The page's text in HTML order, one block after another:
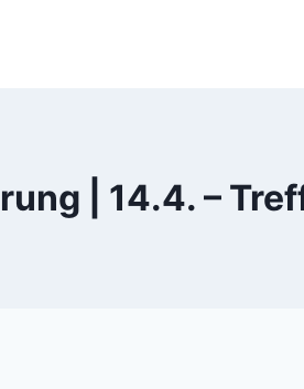
| 14.4. –